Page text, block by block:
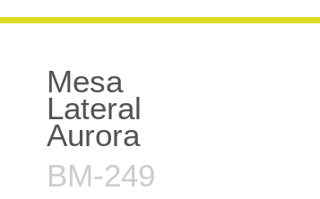
Mesa
Lateral
Aurora
BM-249